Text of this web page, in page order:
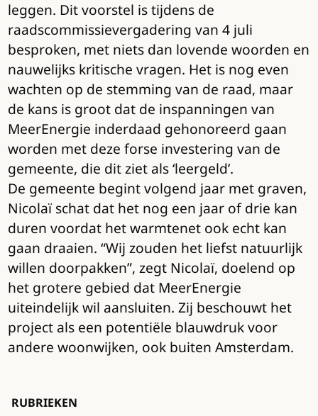
leggen. Dit voorstel is tijdens de
raadscommissievergadering van 4 juli
besproken, met niets dan lovende woorden en
nauwelijks kritische vragen. Het is nog even
wachten op de stemming van de raad, maar
de kans is groot dat de inspanningen van
MeerEnergie inderdaad gehonoreerd gaan
worden met deze forse investering van de
gemeente, die dit ziet als ‘leergeld’.
De gemeente begint volgend jaar met graven,
Nicolaï schat dat het nog een jaar of drie kan
duren voordat het warmtenet ook echt kan
gaan draaien. “Wij zouden het liefst natuurlijk
willen doorpakken”, zegt Nicolaï, doelend op
het grotere gebied dat MeerEnergie
uiteindelijk wil aansluiten. Zij beschouwt het
project als een potentiële blauwdruk voor
andere woonwijken, ook buiten Amsterdam.
RUBRIEKEN